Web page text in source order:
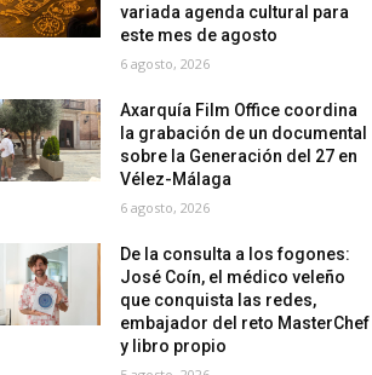
variada agenda cultural para
este mes de agosto
6 agosto, 2026
Axarquía Film Office coordina
la grabación de un documental
sobre la Generación del 27 en
Vélez-Málaga
6 agosto, 2026
De la consulta a los fogones:
José Coín, el médico veleño
que conquista las redes,
embajador del reto MasterChef
y libro propio